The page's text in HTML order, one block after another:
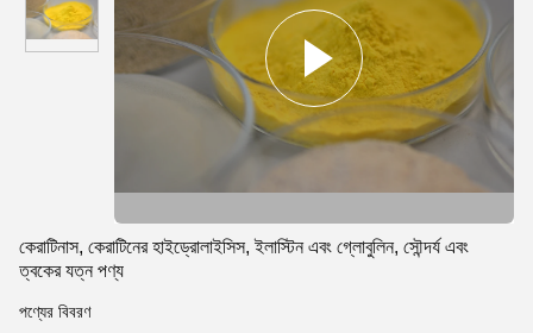
কেরাটিনাস, কেরাটিনের হাইড্রোলাইসিস, ইলাস্টিন এবং গ্লোবুলিন, সৌন্দর্য এবং
ত্বকের যত্ন পণ্য
পণ্যের বিবরণ